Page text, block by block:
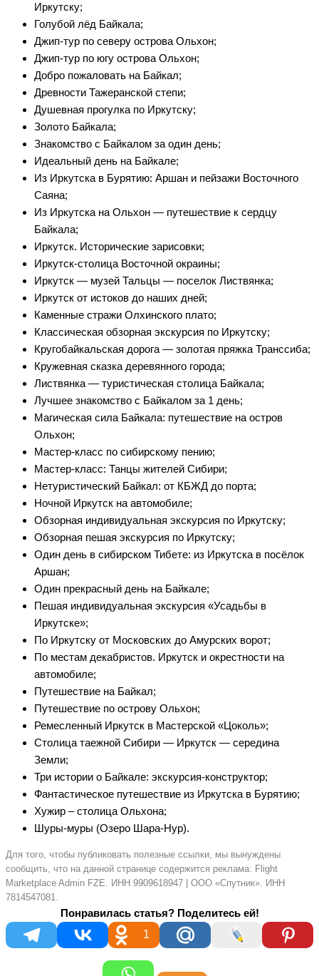
Иркутску;
Голубой лёд Байкала;
Джип-тур по северу острова Ольхон;
Джип-тур по югу острова Ольхон;
Добро пожаловать на Байкал;
Древности Тажеранской степи;
Душевная прогулка по Иркутску;
Золото Байкала;
Знакомство с Байкалом за один день;
Идеальный день на Байкале;
Из Иркутска в Бурятию: Аршан и пейзажи Восточного
Саяна;
Из Иркутска на Ольхон — путешествие к сердцу
Байкала;
Иркутск. Исторические зарисовки;
Иркутск-столица Восточной окраины;
Иркутск — музей Тальцы — поселок Листвянка;
Иркутск от истоков до наших дней;
Каменные стражи Олхинского плато;
Классическая обзорная экскурсия по Иркутску;
Кругобайкальская дорога — золотая пряжка Транссиба;
Кружевная сказка деревянного города;
Листвянка — туристическая столица Байкала;
Лучшее знакомство с Байкалом за 1 день;
Магическая сила Байкала: путешествие на остров
Ольхон;
Мастер-класс по сибирскому пению;
Мастер-класс: Танцы жителей Сибири;
Нетуристический Байкал: от КБЖД до порта;
Ночной Иркутск на автомобиле;
Обзорная индивидуальная экскурсия по Иркутску;
Обзорная пешая экскурсия по Иркутску;
Один день в сибирском Тибете: из Иркутска в посёлок
Аршан;
Один прекрасный день на Байкале;
Пешая индивидуальная экскурсия «Усадьбы в
Иркутске»;
По Иркутску от Московских до Амурских ворот;
По местам декабристов. Иркутск и окрестности на
автомобиле;
Путешествие на Байкал;
Путешествие по острову Ольхон;
Ремесленный Иркутск в Мастерской «Цоколь»;
Столица таежной Сибири — Иркутск — середина
Земли;
Три истории о Байкале: экскурсия-конструктор;
Фантастическое путешествие из Иркутска в Бурятию;
Хужир – столица Oльxoна;
Шуры-муры (Озеро Шара-Нур).
Для того, чтобы публиковать полезные ссылки, мы вынуждены
сообщить, что на данной странице содержится реклама: Flight
Marketplace Admin FZE. ИНН 9909618947 | ООО «Спутник». ИНН
7814547081.
Понравилась статья? Поделитесь ей!
1